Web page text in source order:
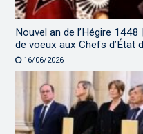
Nouvel an de l’Hégire
de voeux aux Chefs d’État
16/06/2026